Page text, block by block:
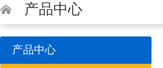
产品中心
产品中心